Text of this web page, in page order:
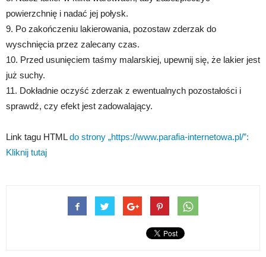
powierzchnię i nadać jej połysk.
9. Po zakończeniu lakierowania, pozostaw zderzak do
wyschnięcia przez zalecany czas.
10. Przed usunięciem taśmy malarskiej, upewnij się, że lakier jest
już suchy.
11. Dokładnie oczyść zderzak z ewentualnych pozostałości i
sprawdź, czy efekt jest zadowalający.
Link tagu HTMLdo strony „https://www.parafia-internetowa.pl/”:
Kliknij tutaj